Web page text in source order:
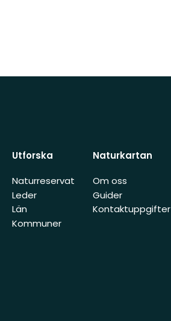
Utforska
Naturreservat
Leder
Län
Kommuner
Naturkartan
Om oss
Guider
Kontaktuppgifter